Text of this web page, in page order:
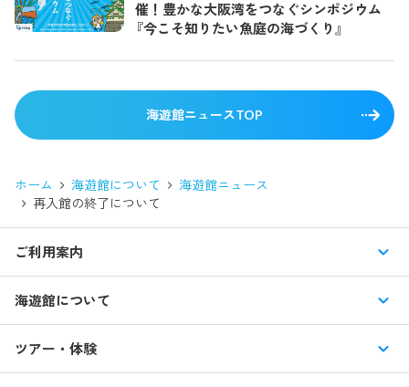
催！豊かな大阪湾をつなぐシンポジウム
『今こそ知りたい魚庭の海づくり』
海遊館ニュースTOP
ホーム 海遊館について
海遊館ニュース
再入館の終了について
ご利用案内
入館料・その他チケット
交通アクセス・駐車場
海遊館について
特別企画展
ツアー・体験